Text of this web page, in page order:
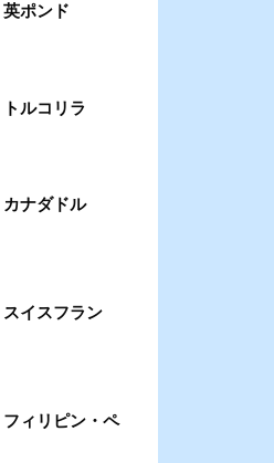
ポンド
ルコリラ
ナダドル
イスフラン
ィリピン・ペ